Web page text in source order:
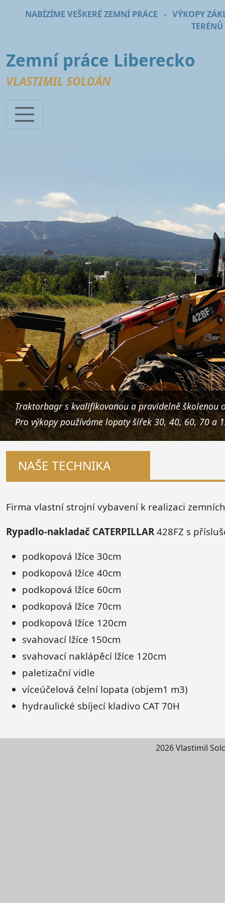
NABÍZÍME VEŠKERÉ ZEMNÍ PRÁCE - VÝKOPY
Zemní práce Liberecko
VLASTIMIL SOLDÁN
Traktorbagr s kvalifikovanou a pravidelně školenou
Pro výkopy používáme lopaty šířek 30, 40, 60, 70 a
NAŠE TECHNIKA
Firma vlastní strojní vybavení k realizaci
Rypadlo-nakladač CATERPILLAR 428FZ s
podkopová lžíce 30cm
podkopová lžíce 40cm
podkopová lžíce 60cm
podkopová lžíce 70cm
podkopová lžíce 120cm
svahovací lžíce 150cm
svahovací naklápěcí lžíce 120cm
paletizační vidle
víceúčelová čelní lopata (objem1 m3)
hydraulické sbíjecí kladivo CAT 70H
2026 Vlastimil